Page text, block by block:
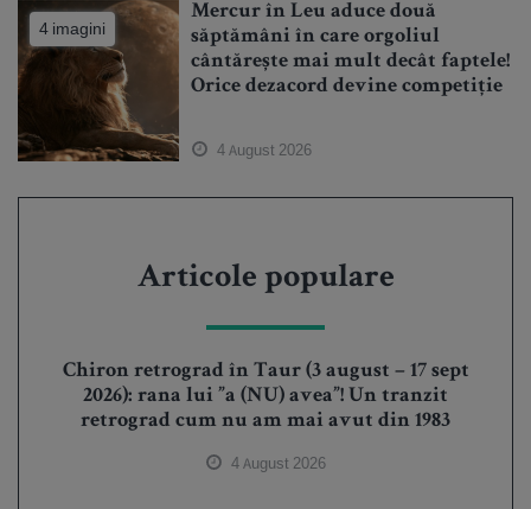
4 imagini
Mercur în Leu aduce două
săptămâni în care orgoliul
cântărește mai mult decât faptele!
Orice dezacord devine competiție
4 August 2026
Articole populare
Chiron retrograd în Taur (3 august – 17 sept
2026): rana lui ”a (NU) avea”! Un tranzit
retrograd cum nu am mai avut din 1983
4 August 2026